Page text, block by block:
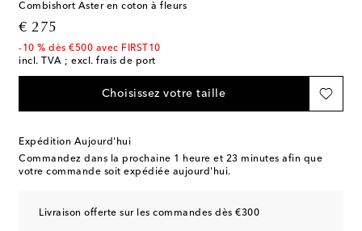
Combishort Aster en coton à fleurs
€ 275
original price
-10 % dès €500 avec FIRST10
incl. TVA ; excl. frais de port
Choisissez votre taille
Expédition Aujourd'hui
Commandez dans la prochaine 1 heure et 23 minutes afin que
votre commande soit expédiée aujourd'hui.
Livraison offerte sur les commandes dès €300